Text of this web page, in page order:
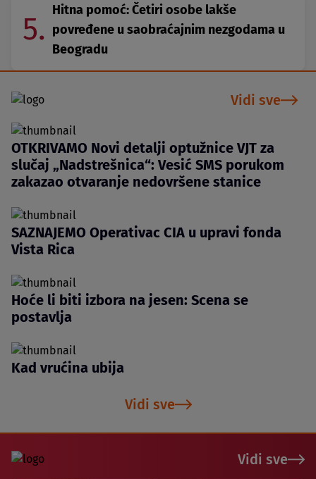
5.
Hitna pomoć: Četiri osobe lakše
povređene u saobraćajnim nezgodama u
Beogradu
Vidi sve
OTKRIVAMO Novi detalji optužnice VJT za
slučaj „Nadstrešnica“: Vesić SMS porukom
zakazao otvaranje nedovršene stanice
SAZNAJEMO Operativac CIA u upravi fonda
Vista Rica
Hoće li biti izbora na jesen: Scena se
postavlja
Kad vrućina ubija
Vidi sve
Vidi sve